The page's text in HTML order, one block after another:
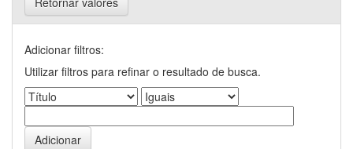
Adicionar filtros:
Utilizar filtros para refinar o resultado de busca.